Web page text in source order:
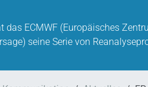
das ECMWF (Europäisches
seine Serie von